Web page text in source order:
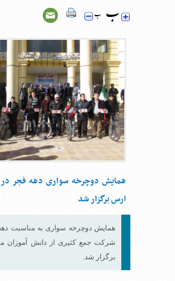
همایش دوچرخه سواری دهه فجر در
ارس برگزار شد
همایش دوچرخه سواری به مناسبت
شرکت جمع کثیری از دانش آموزان
برگزار شد.